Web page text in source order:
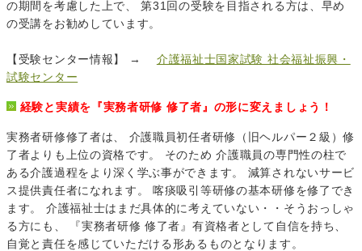
の期間を考慮した上で、 第31回の受験を目指される方は、早め
の受講をお勧めしています。
【受験センター情報】 → 介護福祉士国家試験 社会福祉振興・
試験センター
経験と実績を『実務者研修 修了者』の形に変えましょう！
実務者研修修了者は、 介護職員初任者研修（旧ヘルパー２級）修
了者よりも上位の資格です。 そのため 介護職員の専門性の柱で
ある介護過程をより深く学ぶ事ができます。 減算されないサービ
ス提供責任者になれます。 喀痰吸引等研修の基本研修を修了でき
ます。 介護福祉士はまだ具体的に考えていない・・そうおっしゃ
る方にも、 『実務者研修 修了者』有資格者として自信を持ち、
自覚と責任を感じていただける形あるものとなります。